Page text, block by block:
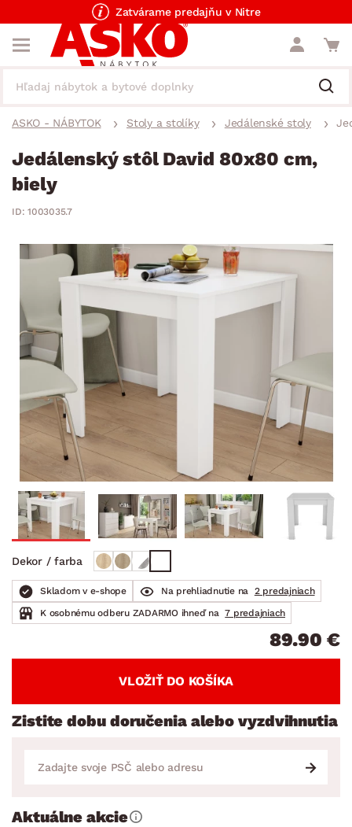
Zatvárame predajňu v Nitre
ASKO - NÁBYTOK Stoly a stolíky Jedálenské stoly
Jedálenský stôl David 80x80 cm,
biely
ID: 1003035.7
Dekor / farba
Skladom v e-shope Na prehliadnutie na
2 predajniach
K osobnému odberu ZADARMO ihneď na 7 predajniach
89.90 €
VLOŽIŤ DO KOŠÍKA
Zistite dobu doručenia alebo vyzdvihnutia
Aktuálne akcie